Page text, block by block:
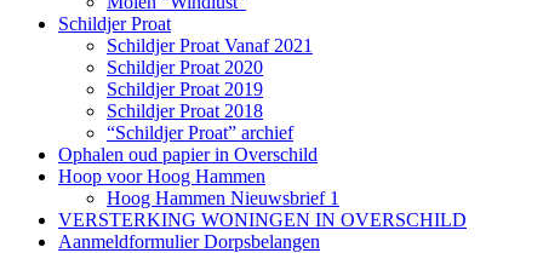
Schildjer Proat
Schildjer Proat Vanaf 2021
Schildjer Proat 2020
Schildjer Proat 2019
Schildjer Proat 2018
“Schildjer Proat” archief
Ophalen oud papier in Overschild
Hoop voor Hoog Hammen
Hoog Hammen Nieuwsbrief 1
VERSTERKING WONINGEN IN OVERSCHILD
Aanmeldformulier Dorpsbelangen